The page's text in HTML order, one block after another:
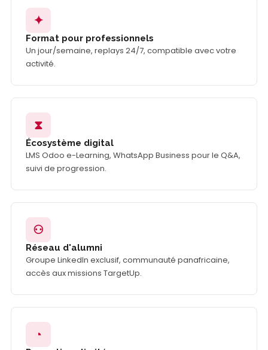
✦
Format pour professionnels
Un jour/semaine, replays 24/7, compatible avec votre
activité.
⧗
Écosystème digital
LMS Odoo e-Learning, WhatsApp Business pour le Q&A,
suivi de progression.
⚇
Réseau d'alumni
Groupe LinkedIn exclusif, communauté panafricaine,
accès aux missions TargetUp.
◔